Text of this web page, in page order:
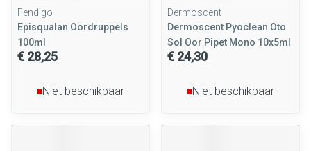
Fendigo
Episqualan Oordruppels
100ml
€ 28,25
Niet beschikbaar
Dermoscent
Dermoscent Pyoclean Oto
Sol Oor Pipet Mono 10x5ml
€ 24,30
Niet beschikbaar